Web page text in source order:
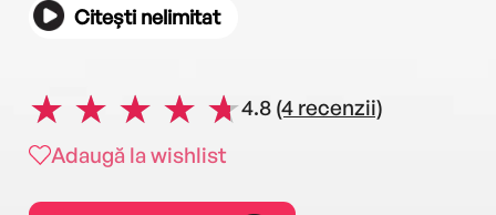
Citești nelimitat
4.8 (4 recenzii)
Adaugă la wishlist